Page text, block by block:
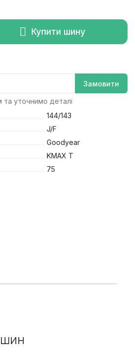
Купити шину
Замовити
уточнимо деталі
144/143
J/F
Goodyear
KMAX T
75